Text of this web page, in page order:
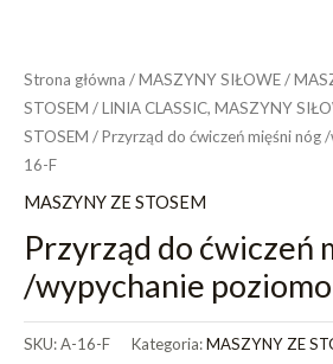
Strona główna /MASZYNY SIŁOWE/
STOSEM /LINIA CLASSIC, MASZYNY
STOSEM / Przyrząd do ćwiczeń mięśni nóg
16-F
MASZYNY ZE STOSEM
Przyrząd do ćwiczeń
/wypychanie
SKU:A-16-F Kategoria:MASZYNY ZE